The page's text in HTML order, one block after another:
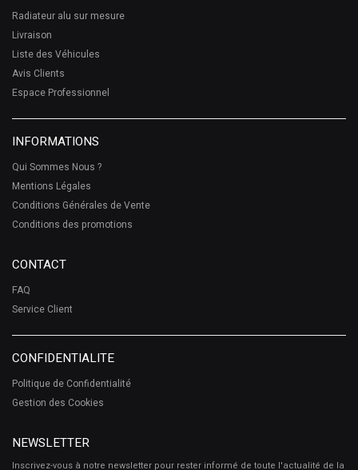
Radiateur alu sur mesure
Livraison
Liste des Véhicules
Avis Clients
Espace Professionnel
INFORMATIONS
Qui Sommes Nous ?
Mentions Légales
Conditions Générales de Vente
Conditions des promotions
CONTACT
FAQ
Service Client
CONFIDENTIALITE
Politique de Confidentialité
Gestion des Cookies
NEWSLETTER
Inscrivez-vous à notre newsletter pour rester informé de toute l'actualité de la